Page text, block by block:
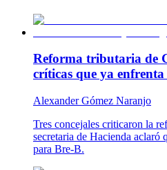
Reforma tributaria de
críticas que ya
Alexander Gómez Naranjo
Tres concejales criticaron la
secretaria de Hacienda aclaró
para Bre-B.